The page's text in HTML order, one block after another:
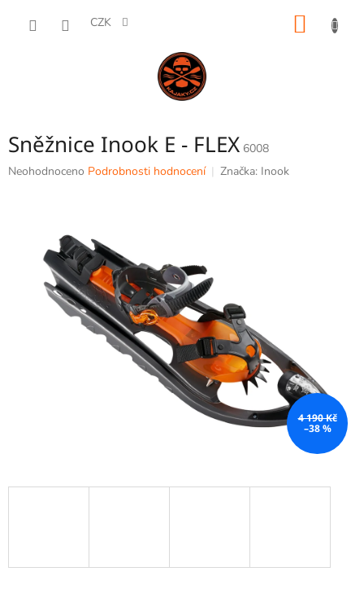
CZK
Sněžnice Inook E - FLEX 6008
Průměrné
hvězdiček.
Neohodnoceno Podrobnosti hodnocení Značka: Inook
4 190 Kč
–38 %